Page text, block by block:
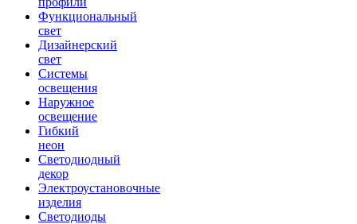
Функциональный
свет
Дизайнерский
свет
Системы
освещения
Наружное
освещение
Гибкий
неон
Светодиодный
декор
Электроустановочные
изделия
Светодиоды